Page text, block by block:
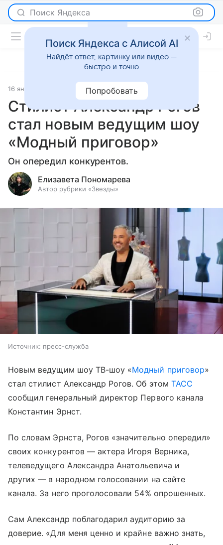
Поиск Яндекса
16 января 2024 Светская жизнь
Стилист Александр Рогов
стал новым ведущим шоу
«Модный приговор»
Он опередил конкурентов.
Елизавета Пономарева
Автор рубрики «Звезды»
Источник: пресс-служба
Новым ведущим шоу ТВ-шоу «Модный приговор»
стал стилист Александр Рогов. Об этом ТАСС
сообщил генеральный директор Первого канала
Константин Эрнст.
По словам Эрнста, Рогов «значительно опередил»
своих конкурентов — актера Игоря Верника,
телеведущего Александра Анатольевича и
других — в народном голосовании на сайте
канала. За него проголосовали 54% опрошенных.
Сам Александр поблагодарил аудиторию за
доверие. «Для меня ценно и крайне важно знать,
Поиск Яндекса с Алисой AI
Найдёт ответ, картинку или видео —
быстро и точно
Попробовать